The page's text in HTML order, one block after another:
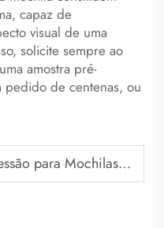
capaz de
visual de uma
solicite sempre ao
amostra pré-
pedido de centenas, ou
de Basquete Comparados